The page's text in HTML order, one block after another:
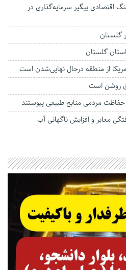
بابک زنجانی با ۱۱ هلدینگ اقتصادی پیگیر سرمایه‌گذاری در
گلستان
از منطقه درحال نهایی‌شدن است
روشن است
معابر و افزایش ناگهانی آب